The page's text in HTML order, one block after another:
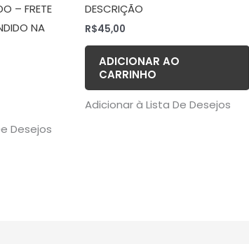
– FRETE
NA
Desejos
DESCRIÇÃO
R$45,00
ADICIONAR AO
CARRINHO
Adicionar à Lista De Desejos